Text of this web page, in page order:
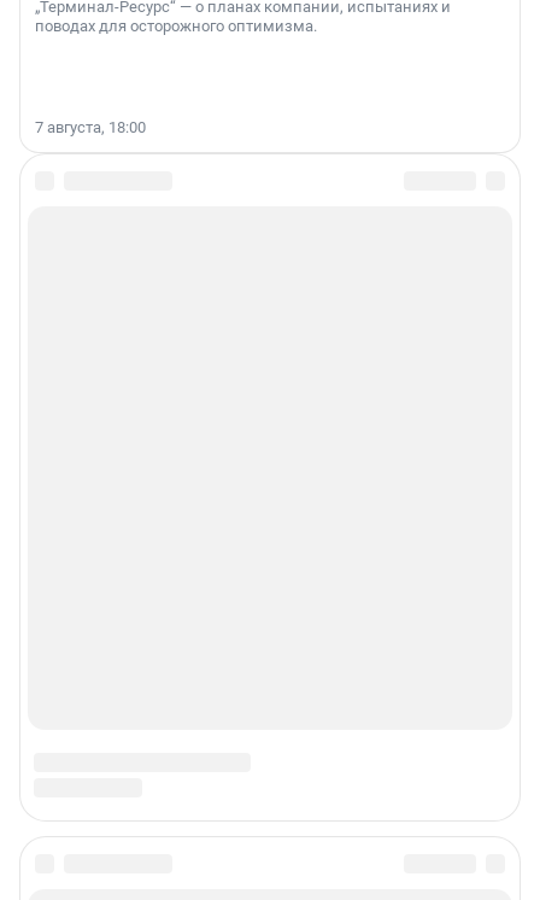
„Терминал-Ресурс“ — о планах компании, испытаниях и
поводах для осторожного оптимизма.
7 августа, 18:00